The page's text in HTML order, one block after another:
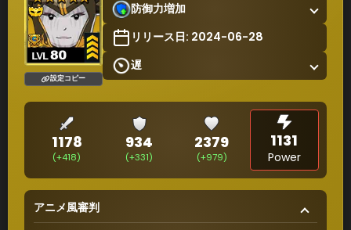
設定コピー
防御力増加
リリース日: 2024-06-28
遅
1178
(+418)
934
(+331)
2379
(+979)
1131
Power
アニメ風審判